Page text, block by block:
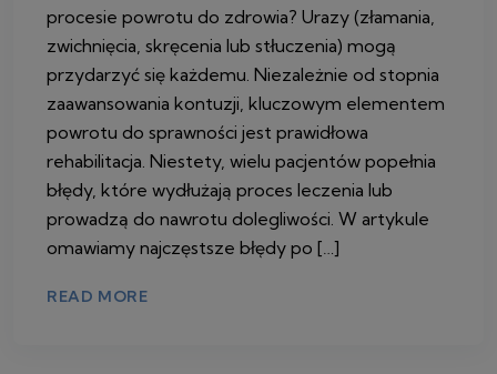
procesie powrotu do zdrowia? Urazy (złamania,
zwichnięcia, skręcenia lub stłuczenia) mogą
przydarzyć się każdemu. Niezależnie od stopnia
zaawansowania kontuzji, kluczowym elementem
powrotu do sprawności jest prawidłowa
rehabilitacja. Niestety, wielu pacjentów popełnia
błędy, które wydłużają proces leczenia lub
prowadzą do nawrotu dolegliwości. W artykule
omawiamy najczęstsze błędy po […]
READ MORE